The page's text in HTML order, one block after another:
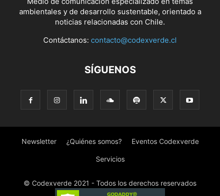
ambientales y de desarrollo sustentable, orientado a
noticias relacionadas con Chile.
Contáctanos: contacto@codexverde.cl
SÍGUENOS
Newsletter ¿Quiénes somos? Eventos Codexverde
Servicios
© Codexverde 2021 - Todos los derechos reservados